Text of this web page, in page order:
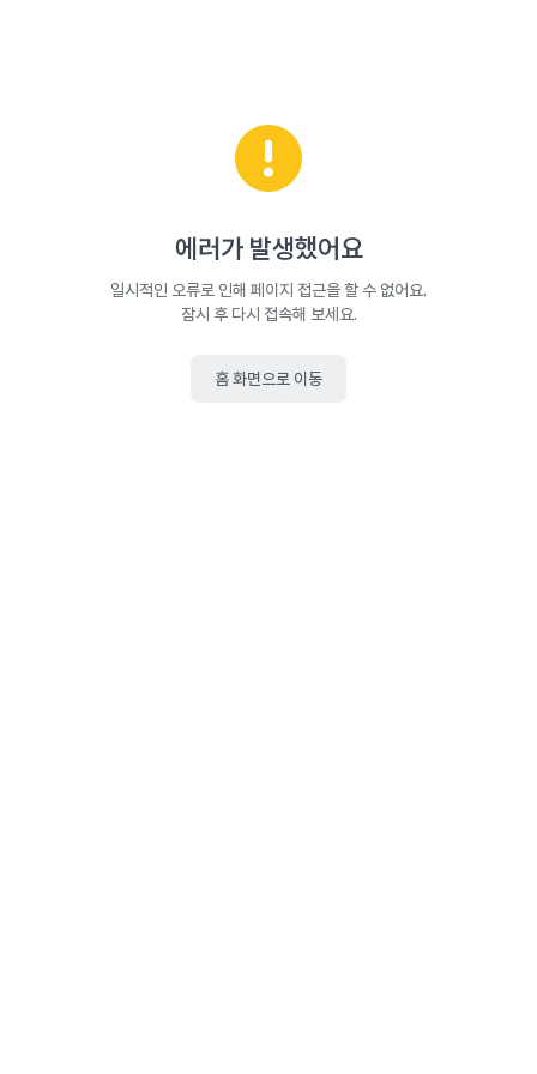
에러가 발생했어요
일시적인 오류로 인해 페이지 접근을 할 수 없어요.
잠시 후 다시 접속해 보세요.
홈 화면으로 이동